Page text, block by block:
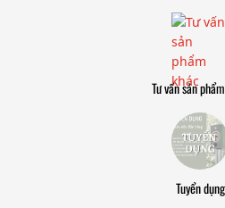
Tư vấn sản
Tuyển dụng